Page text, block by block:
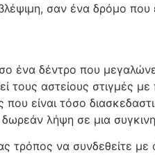
σαν ένα δρόμο που
δέντρο που
αστείους στιγμές με
είναι τόσο
λήψη σε μια
να συνδεθείτε